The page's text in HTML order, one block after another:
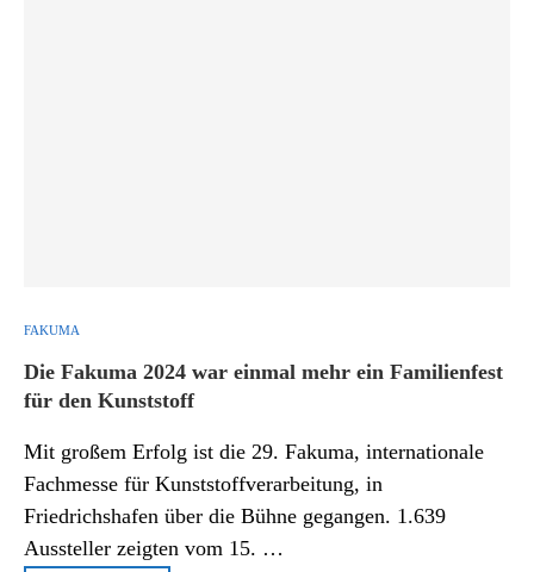
FAKUMA
Die Fakuma 2024 war einmal mehr ein Familienfest
für den Kunststoff
Mit großem Erfolg ist die 29. Fakuma, internationale
Fachmesse für Kunststoffverarbeitung, in
Friedrichshafen über die Bühne gegangen. 1.639
Aussteller zeigten vom 15. …